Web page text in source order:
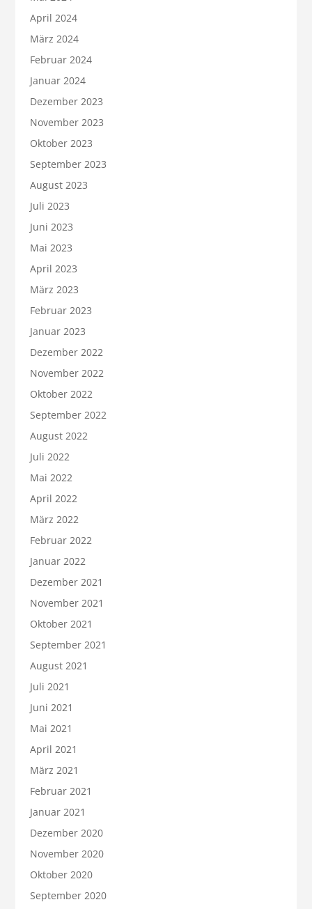
April 2024
März 2024
Februar 2024
Januar 2024
Dezember 2023
November 2023
Oktober 2023
September 2023
August 2023
Juli 2023
Juni 2023
Mai 2023
April 2023
März 2023
Februar 2023
Januar 2023
Dezember 2022
November 2022
Oktober 2022
September 2022
August 2022
Juli 2022
Mai 2022
April 2022
März 2022
Februar 2022
Januar 2022
Dezember 2021
November 2021
Oktober 2021
September 2021
August 2021
Juli 2021
Juni 2021
Mai 2021
April 2021
März 2021
Februar 2021
Januar 2021
Dezember 2020
November 2020
Oktober 2020
September 2020